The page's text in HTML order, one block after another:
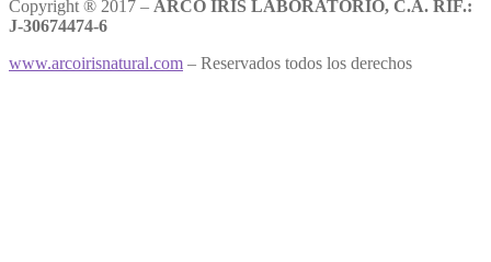
Copyright ® 2017 – ARCO IRIS LABORATORIO, C.A. RIF.:
J-30674474-6
www.arcoirisnatural.com – Reservados todos los derechos